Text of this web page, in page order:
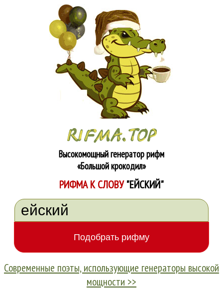
Высокомощный генератор рифм
«Большой крокодил»
РИФМА К СЛОВУ"ЕЙСКИЙ"
Современные поэты, использующие генераторы высокой
мощности >>